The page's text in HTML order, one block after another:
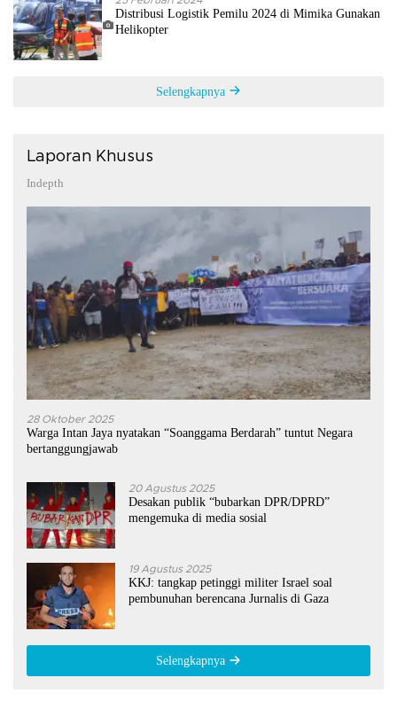
Distribusi Logistik Pemilu 2024 di Mimika Gunakan
Helikopter
Selengkapnya
Laporan Khusus
Indepth
28 Oktober 2025
Warga Intan Jaya nyatakan “Soanggama Berdarah” tuntut Negara
bertanggungjawab
20 Agustus 2025
Desakan publik “bubarkan DPR/DPRD”
mengemuka di media sosial
19 Agustus 2025
KKJ: tangkap petinggi militer Israel soal
pembunuhan berencana Jurnalis di Gaza
Selengkapnya